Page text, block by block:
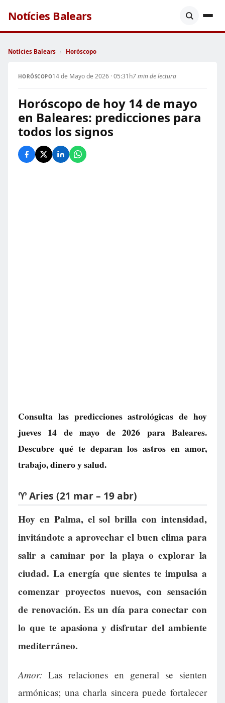
Notícies Balears
Notícies Balears › Horóscopo
HORÓSCOPO14 de Mayo de 2026 · 05:31h7 min de lectura
Horóscopo de hoy 14 de mayo
en Baleares: predicciones para
todos los signos
Consulta las predicciones astrológicas de hoy
jueves 14 de mayo de 2026 para Baleares.
Descubre qué te deparan los astros en amor,
trabajo, dinero y salud.
♈ Aries (21 mar – 19 abr)
Hoy en Palma, el sol brilla con intensidad,
invitándote a aprovechar el buen clima para
salir a caminar por la playa o explorar la
ciudad. La energía que sientes te impulsa a
comenzar proyectos nuevos, con sensación
de renovación. Es un día para conectar con
lo que te apasiona y disfrutar del ambiente
mediterráneo.
Amor: Las relaciones en general se sienten
armónicas; una charla sincera puede fortalecer